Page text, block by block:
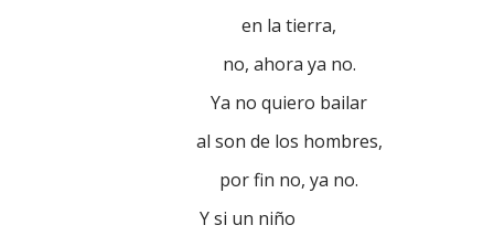
en la tierra,
no, ahora ya no.
Ya no quiero bailar
al son de los hombres,
por fin no, ya no.
Y si un niño